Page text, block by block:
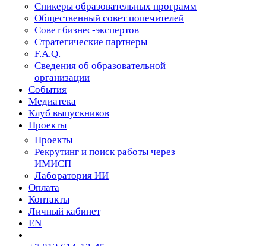
Спикеры образовательных программ
Общественный совет попечителей
Совет бизнес-экспертов
Cтратегические партнеры
F.A.Q.
Сведения об образовательной
организации
События
Медиатека
Клуб выпускников
Проекты
Проекты
Рекрутинг и поиск работы через
ИМИСП
Лаборатория ИИ
Оплата
Контакты
Личный кабинет
EN